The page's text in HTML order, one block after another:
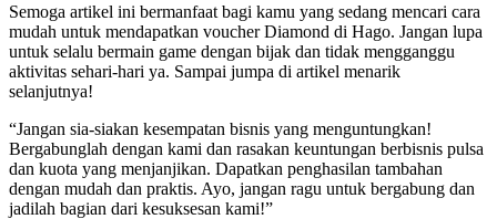
Semoga artikel ini bermanfaat bagi kamu yang sedang mencari cara
mudah untuk mendapatkan voucher Diamond di Hago. Jangan lupa
untuk selalu bermain game dengan bijak dan tidak mengganggu
aktivitas sehari-hari ya. Sampai jumpa di artikel menarik
selanjutnya!
“Jangan sia-siakan kesempatan bisnis yang menguntungkan!
Bergabunglah dengan kami dan rasakan keuntungan berbisnis pulsa
dan kuota yang menjanjikan. Dapatkan penghasilan tambahan
dengan mudah dan praktis. Ayo, jangan ragu untuk bergabung dan
jadilah bagian dari kesuksesan kami!”